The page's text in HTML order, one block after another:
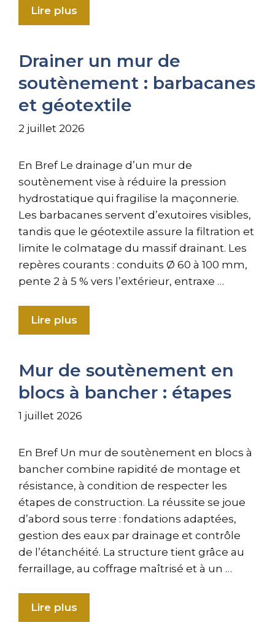
Lire plus
Drainer un mur de
soutènement : barbacanes
et géotextile
2 juillet 2026
En Bref Le drainage d’un mur de
soutènement vise à réduire la pression
hydrostatique qui fragilise la maçonnerie.
Les barbacanes servent d’exutoires visibles,
tandis que le géotextile assure la filtration et
limite le colmatage du massif drainant. Les
repères courants : conduits Ø 60 à 100 mm,
pente 2 à 5 % vers l’extérieur, entraxe …
Lire plus
Mur de soutènement en
blocs à bancher : étapes
1 juillet 2026
En Bref Un mur de soutènement en blocs à
bancher combine rapidité de montage et
résistance, à condition de respecter les
étapes de construction. La réussite se joue
d’abord sous terre : fondations adaptées,
gestion des eaux par drainage et contrôle
de l’étanchéité. La structure tient grâce au
ferraillage, au coffrage maîtrisé et à un …
Lire plus